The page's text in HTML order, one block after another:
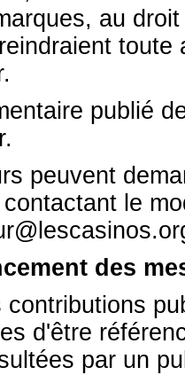
au
toute
publié
peuvent
le
des
contributions
d'être
par un